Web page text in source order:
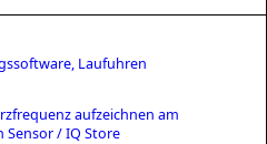
Laufuhren
aufzeichnen am
/ IQ Store